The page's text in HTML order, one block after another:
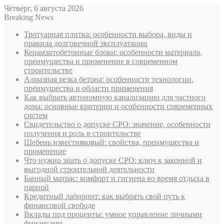
Четверг, 6 августа 2026
Breaking News
Тротуарная плитка: особенности выбора, виды и
правила долговечной эксплуатации
Керамзитобетонные блоки: особенности материала,
преимущества и применение в современном
строительстве
Алмазная резка бетона: особенности технологии,
преимущества и области применения
Как выбрать автономную канализацию для частного
дома: основные критерии и особенности современных
систем
Свидетельство о допуске СРО: значение, особенности
получения и роль в строительстве
Щебень известняковый: свойства, преимущества и
применение
Что нужно знать о допуске СРО: ключ к законной и
выгодной строительной деятельности
Банный матрас: комфорт и гигиена во время отдыха в
парной
Кредитный лабиринт: как выбрать свой путь к
финансовой свободе
Вклады под проценты: умное управление личными